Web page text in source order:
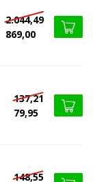
2.044,49
869,00
137,21
79,95
148,55